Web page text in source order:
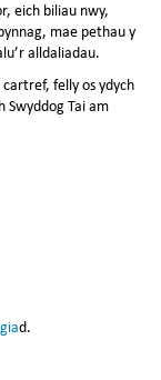
eich biliau nwy,
mae pethau y
alldaliadau.
felly os ydych
Swyddog Tai am
d.